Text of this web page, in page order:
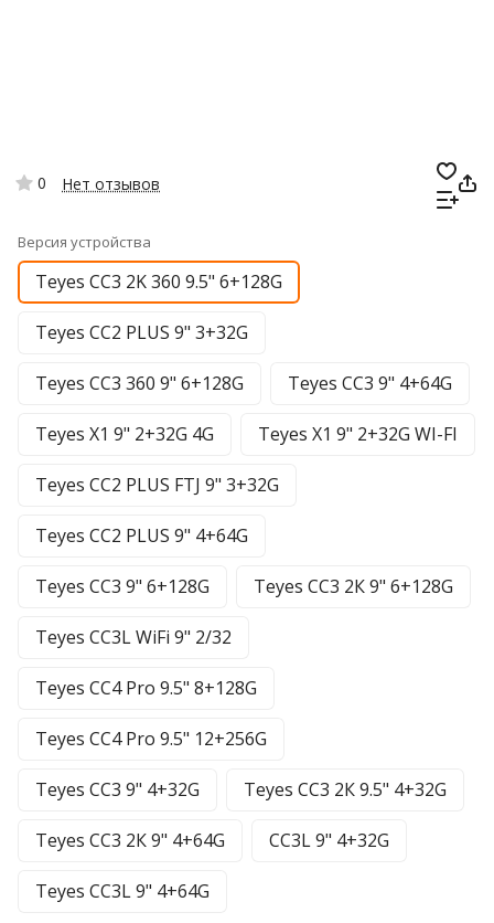
0 Нет отзывов
Версия устройства
Teyes CC3 2K 360 9.5" 6+128G
Teyes CC2 PLUS 9" 3+32G
Teyes CC3 360 9" 6+128G Teyes CC3 9" 4+64G
Teyes X1 9" 2+32G 4G Teyes X1 9" 2+32G WI-FI
Teyes CC2 PLUS FTJ 9" 3+32G
Teyes CC2 PLUS 9" 4+64G
Teyes CC3 9" 6+128G Teyes CC3 2К 9" 6+128G
Teyes CC3L WiFi 9" 2/32
Teyes CC4 Pro 9.5" 8+128G
Teyes CC4 Pro 9.5" 12+256G
Teyes CC3 9" 4+32G Teyes CC3 2К 9.5" 4+32G
Teyes CC3 2К 9" 4+64G CC3L 9" 4+32G
Teyes CC3L 9" 4+64G